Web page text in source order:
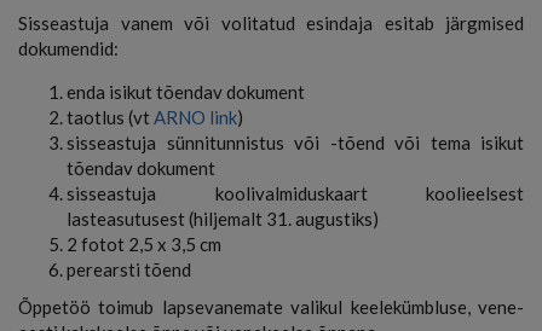
Sisseastuja vanem või volitatud esindaja esitab järgmised
dokumendid:
enda isikut tõendav dokument
taotlus (vtARNO link)
sisseastuja sünnitunnistus või -tõend või tema isikut
tõendav dokument
sisseastuja koolivalmiduskaart koolieelsest
lasteasutusest (hiljemalt 31. augustiks)
2 fotot 2,5 x 3,5 cm
perearsti tõend
Õppetöö toimub lapsevanemate valikul keelekümbluse, vene-